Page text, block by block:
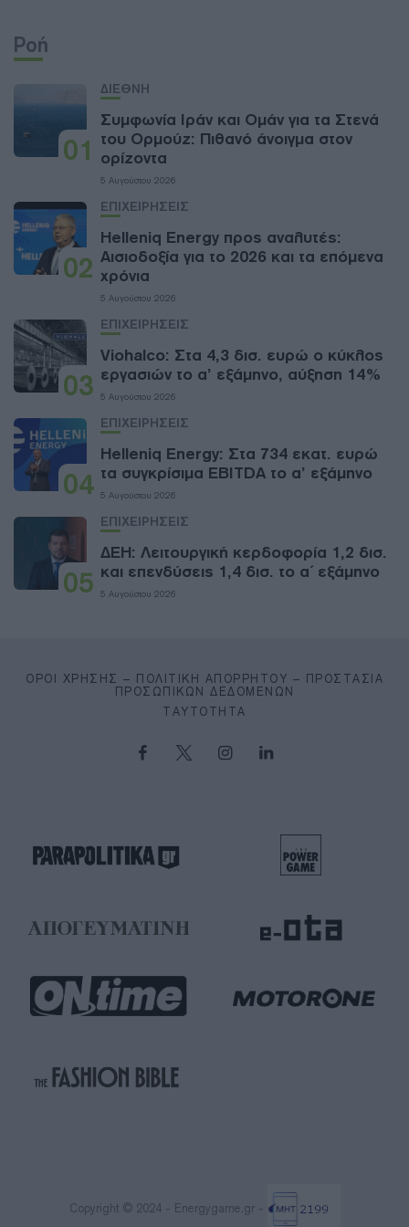
Ροή
01
ΔΙΕΘΝΗ
Συμφωνία Ιράν και Ομάν για τα Στενά
του Ορμούζ: Πιθανό άνοιγμα στον
ορίζοντα
5 Αυγούστου 2026
02
ΕΠΙΧΕΙΡΗΣΕΙΣ
Helleniq Energy προς αναλυτές:
Αισιοδοξία για το 2026 και τα επόμενα
χρόνια
5 Αυγούστου 2026
03
ΕΠΙΧΕΙΡΗΣΕΙΣ
Viohalco: Στα 4,3 δισ. ευρώ ο κύκλος
εργασιών το α’ εξάμηνο, αύξηση 14%
5 Αυγούστου 2026
04
ΕΠΙΧΕΙΡΗΣΕΙΣ
Helleniq Energy: Στα 734 εκατ. ευρώ
τα συγκρίσιμα EBITDA το α’ εξάμηνο
5 Αυγούστου 2026
05
ΕΠΙΧΕΙΡΗΣΕΙΣ
ΔΕΗ: Λειτουργική κερδοφορία 1,2 δισ.
και επενδύσεις 1,4 δισ. το α΄ εξάμηνο
5 Αυγούστου 2026
ΌΡΟΙ ΧΡΉΣΗΣ – ΠΟΛΙΤΙΚΉ ΑΠΟΡΡΉΤΟΥ – ΠΡΟΣΤΑΣΊΑ
ΠΡΟΣΩΠΙΚΏΝ ΔΕΔΟΜΈΝΩΝ
ΤΑΥΤΌΤΗΤΑ
Copyright © 2024 - Energygame.gr -